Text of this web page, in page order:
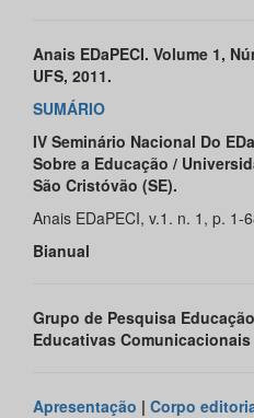
Anais EDaPECI. Volume 1,
UFS, 2011.
SUMÁRIO
IV Seminário Nacional Do
Sobre a Educação /
São Cristóvão (SE).
Anais EDaPECI, v.1. n. 1, p. 1-
Bianual
Grupo de Pesquisa
Educativas
Apresentação | Corpo